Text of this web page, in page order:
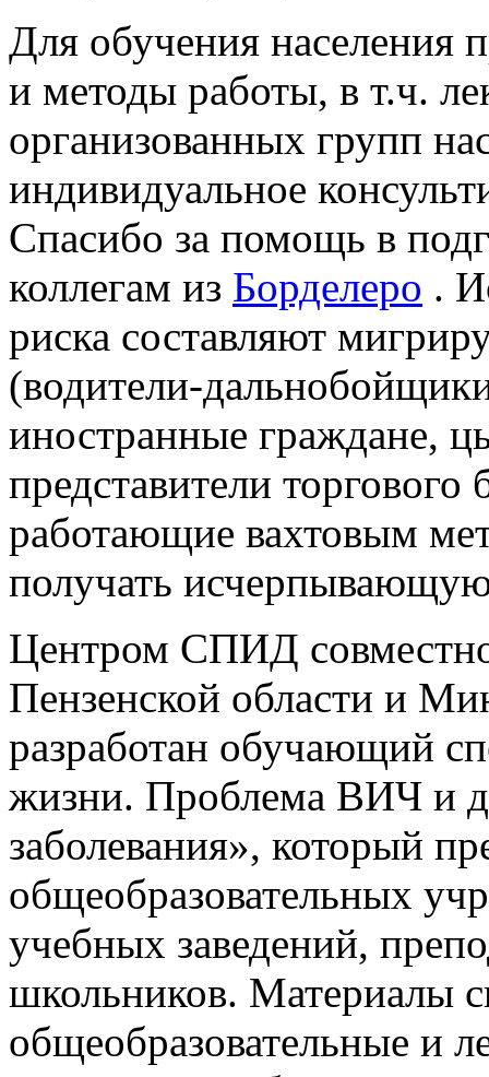
Для обучения населения
и методы работы, в т.ч.
организованных групп
индивидуальное
Спасибо за помощь в
коллегам из Борделеро .
риска составляют
(водители-
иностранные граждане,
представители торгового
работающие вахтовым
получать
Центром СПИД
Пензенской области и
разработан обучающий
жизни. Проблема ВИЧ и
заболевания», который
общеобразовательных
учебных заведений,
школьников. Материалы
общеобразовательные и